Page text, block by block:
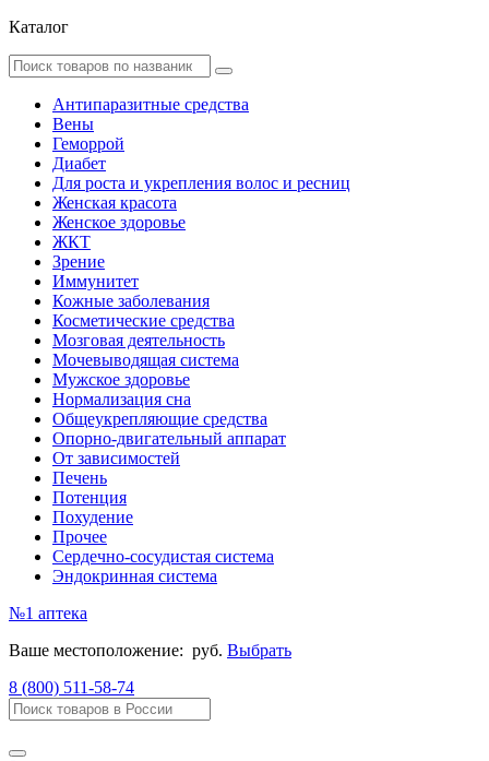
Каталог
Антипаразитные средства
Вены
Геморрой
Диабет
Для роста и укрепления волос и ресниц
Женская красота
Женское здоровье
ЖКТ
Зрение
Иммунитет
Кожные заболевания
Косметические средства
Мозговая деятельность
Мочевыводящая система
Мужское здоровье
Нормализация сна
Общеукрепляющие средства
Опорно-двигательный аппарат
От зависимостей
Печень
Потенция
Похудение
Прочее
Сердечно-сосудистая система
Эндокринная система
№1 аптека
Ваше местоположение: руб. Выбрать
8 (800) 511-58-74